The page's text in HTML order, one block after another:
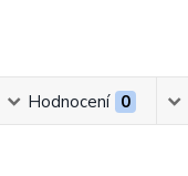
Hodnocení 0